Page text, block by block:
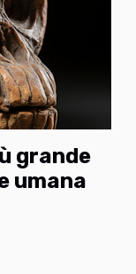
grande
umana